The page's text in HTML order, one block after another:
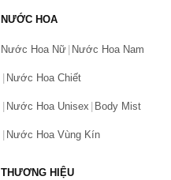
NƯỚC HOA
Nước Hoa Nữ Nước Hoa Nam
Nước Hoa Chiết
Nước Hoa Unisex Body Mist
Nước Hoa Vùng Kín
THƯƠNG HIỆU